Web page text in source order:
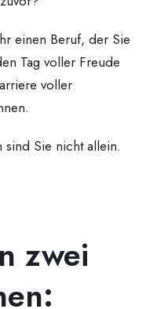
einen Beruf, der Sie
Tag voller Freude
voller
sind Sie nicht allein.
zwei